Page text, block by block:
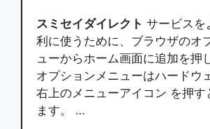
スミセイダイレクト サービスを
利に使うために、ブラウザのオ
ューからホーム画面に追加を押
オプションメニューはハードウ
右上のメニューアイコン を押す
ます。 …